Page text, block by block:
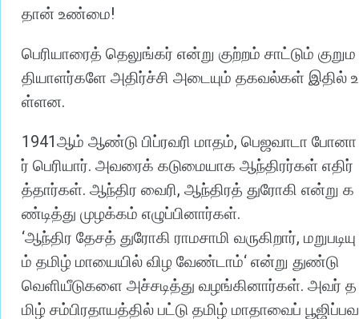
தான் உண்மை!
பெரியாரைத் தெலுங்கர் என்று குற்றம் சாட்டும் குறும
தியாளர்களே அதிர்ச்சி அடையும் தகவல்கள் இதில் உ
ள்ளன.
1941ஆம் ஆண்டு பிப்ரவரி மாதம், பெஜவாடா போனா
ர் பெரியார். அவரைக் கடுமையாக ஆந்திரர்கள் எதிர்
த்தார்கள். ஆந்திர வைரி, ஆந்திரத் துரோகி என்று க
ண்டித்து முழக்கம் எழுப்பினார்கள்.
‘ஆந்திர தேசத் துரோகி ராமசாமி வருகிறார், மறுபடியு
ம் தமிழ் மாயையில் விழ வேண்டாம்‘ என்று துண்டு
வெளியீடுகளை அச்சடித்து வழங்கினார்கள். அவர் த
மிழ் சம்பிரதாயத்தில் பட்டு தமிழ் மாதாவைப் பூஜிப்பவ